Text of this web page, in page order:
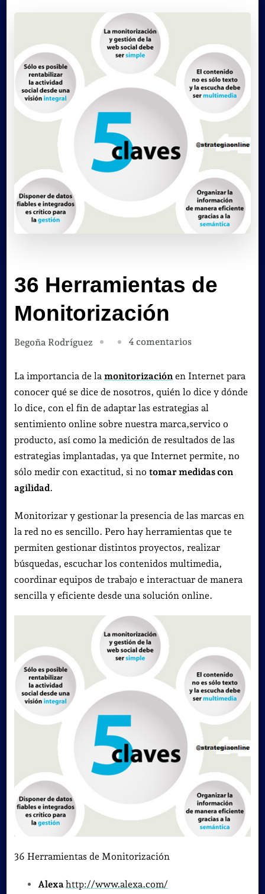
36 Herramientas de
Monitorización
Begoña Rodríguez 4 comentariosen
Herramientas
de
Monitorización
La importancia de la monitorizaciónen Internet para
conocer qué se dice de nosotros, quién lo dice y dónde
lo dice, con el fin de adaptar las estrategias al
sentimiento online sobre nuestra marca,servico o
producto, así como la medición de resultados de las
estrategias implantadas, ya que Internet permite, no
sólo medir con exactitud, si no tomar medidas con
agilidad.
Monitorizar y gestionar la presencia de las marcas en
la red no es sencillo. Pero hay herramientas que te
permiten gestionar distintos proyectos, realizar
búsquedas, escuchar los contenidos multimedia,
coordinar equipos de trabajo e interactuar de manera
sencilla y eficiente desde una solución online.
36 Herramientas de Monitorización
Alexahttp://www.alexa.com/